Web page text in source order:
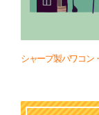
シャープ製パワコン